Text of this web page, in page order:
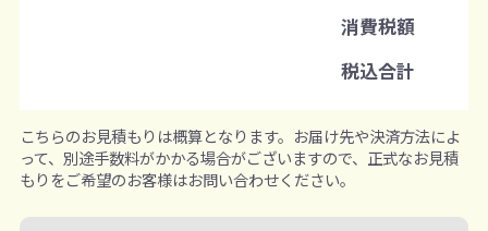
消費税額
税込合計
こちらのお見積もりは概算となります。お届け先や決済方法によ
って、別途手数料がかかる場合がございますので、正式なお見積
もりをご希望のお客様はお問い合わせください。